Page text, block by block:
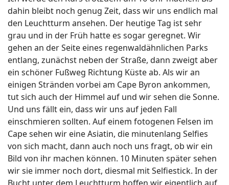
dahin bleibt noch genug Zeit, dass wir uns endlich mal
den Leuchtturm ansehen. Der heutige Tag ist sehr
grau und in der Früh hatte es sogar geregnet. Wir
gehen an der Seite eines regenwaldähnlichen Parks
entlang, zunächst neben der Straße, dann zweigt aber
ein schöner Fußweg Richtung Küste ab. Als wir an
einigen Stränden vorbei am Cape Byron ankommen,
tut sich auch der Himmel auf und wir sehen die Sonne.
Und uns fällt ein, dass wir uns auf jeden Fall
einschmieren sollten. Auf einem fotogenen Felsen im
Cape sehen wir eine Asiatin, die minutenlang Selfies
von sich macht, dann auch noch uns fragt, ob wir ein
Bild von ihr machen können. 10 Minuten später sehen
wir sie immer noch dort, diesmal mit Selfiestick. In der